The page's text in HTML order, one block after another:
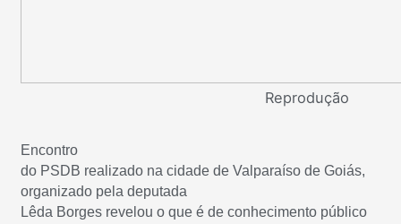
Reprodução
Encontro
do PSDB realizado na cidade de Valparaíso de Goiás,
organizado pela deputada
Lêda Borges revelou o que é de conhecimento público